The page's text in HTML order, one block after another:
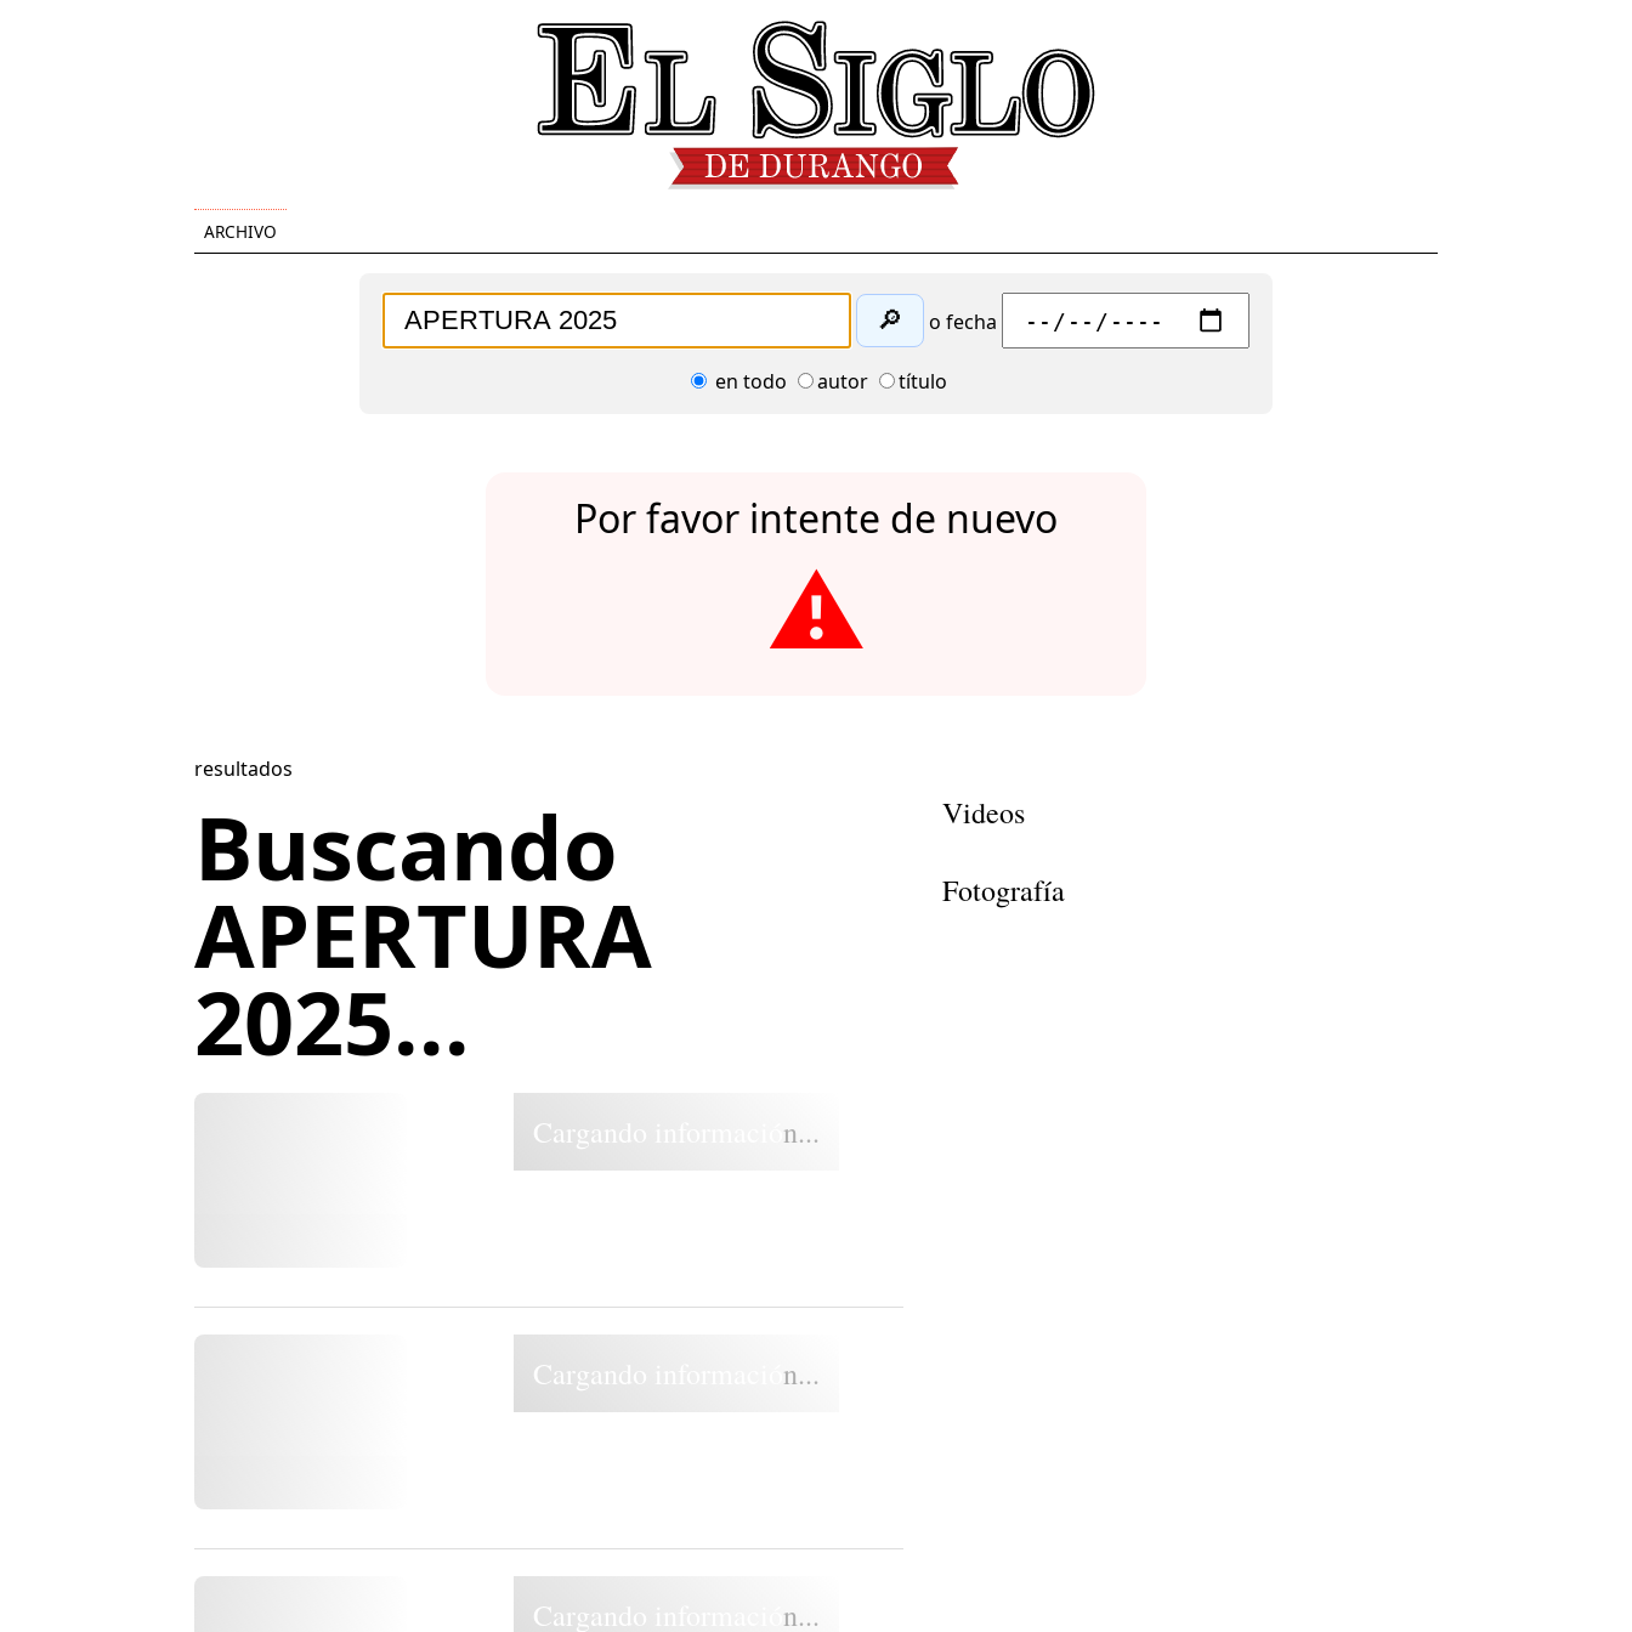
ARCHIVO
🔎 o fecha
en todo autor título
Por favor intente de nuevo
⚠️
resultados
Buscando
APERTURA
2025...
Cargando información...
Cargando información...
Cargando información...
Videos
Fotografía